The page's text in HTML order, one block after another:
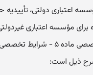
اعتباری دولتی،
مؤسسه اعتباری
بود. ب - شرایط تخصصی
ذیل است: